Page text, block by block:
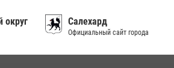
округ Салехард
Официальный сайт города